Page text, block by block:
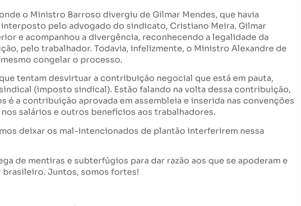
o Ministro Barroso divergiu de Gilmar Mendes, que havia
pelo advogado do sindicato, Cristiano Meira. Gilmar
e acompanhou a divergência, reconhecendo a legalidade da
pelo trabalhador. Todavia, infelizmente, o Ministro Alexandre de
congelar o processo.
tentam desvirtuar a contribuição negocial que está em pauta,
(imposto sindical). Estão falando na volta dessa contribuição,
é a contribuição aprovada em assembleia e inserida nas convenções
salários e outros benefícios aos trabalhadores.
deixar os mal-intencionados de plantão interferirem nessa
de mentiras e subterfúgios para dar razão aos que se apoderam e
Juntos, somos fortes!